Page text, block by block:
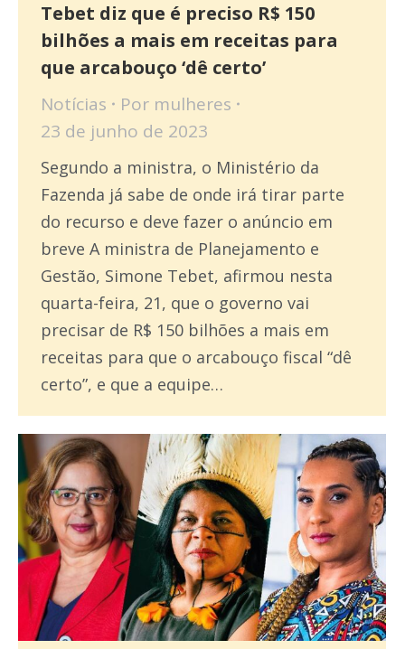
Tebet diz que é preciso R$ 150
bilhões a mais em receitas para
que arcabouço ‘dê certo’
Notícias Por mulheres
23 de junho de 2023
Segundo a ministra, o Ministério da
Fazenda já sabe de onde irá tirar parte
do recurso e deve fazer o anúncio em
breve A ministra de Planejamento e
Gestão, Simone Tebet, afirmou nesta
quarta-feira, 21, que o governo vai
precisar de R$ 150 bilhões a mais em
receitas para que o arcabouço fiscal “dê
certo”, e que a equipe…